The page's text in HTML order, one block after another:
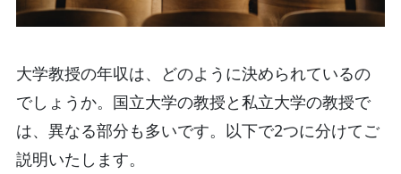
大学教授の年収は、どのように決められているの
でしょうか。国立大学の教授と私立大学の教授で
は、異なる部分も多いです。以下で2つに分けてご
説明いたします。